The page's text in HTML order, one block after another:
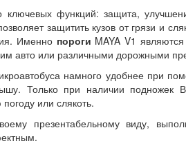
ключевых функций: защита,
защитить кузов от грязи и
Именно пороги MAYA V1
авто или различными дорожными
намного удобнее при
Только при наличии
или слякоть.
презентабельному виду,